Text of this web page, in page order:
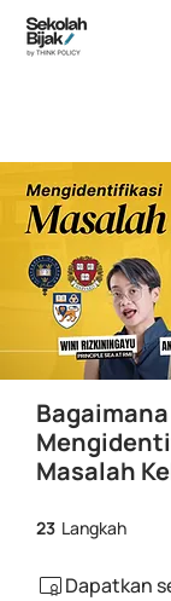
Bagaimana
Masalah
23 Langkah
Dapatkan